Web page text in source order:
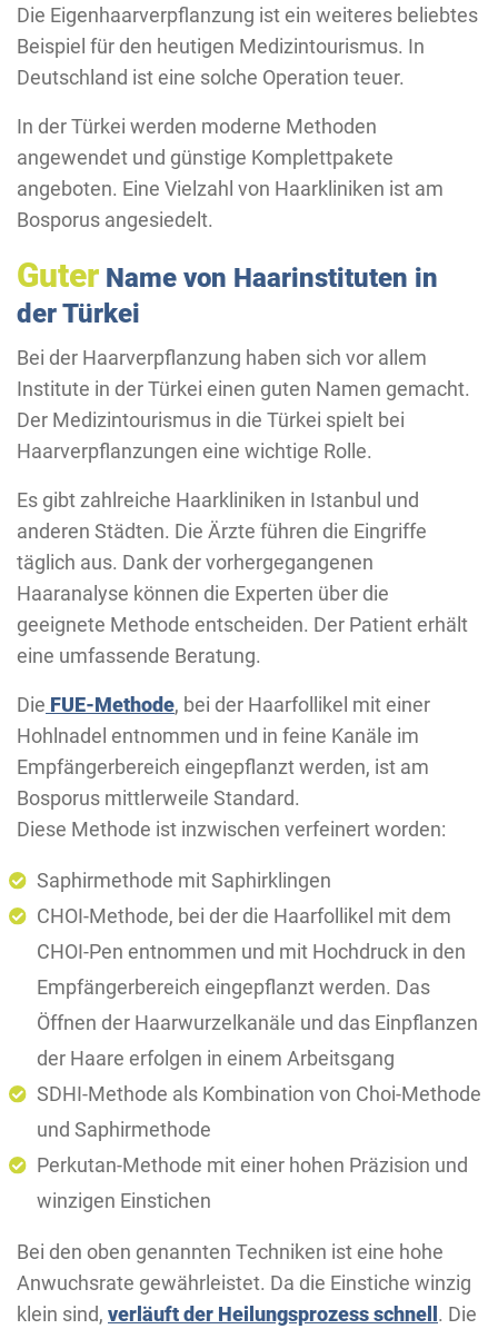
Die Eigenhaarverpflanzung ist ein weiteres beliebtes
Beispiel für den heutigen Medizintourismus. In
Deutschland ist eine solche Operation teuer.
In der Türkei werden moderne Methoden
angewendet und günstige Komplettpakete
angeboten. Eine Vielzahl von Haarkliniken ist am
Bosporus angesiedelt.
Guter Name von Haarinstituten in
der Türkei
Bei der Haarverpflanzung haben sich vor allem
Institute in der Türkei einen guten Namen gemacht.
Der Medizintourismus in die Türkei spielt bei
Haarverpflanzungen eine wichtige Rolle.
Es gibt zahlreiche Haarkliniken in Istanbul und
anderen Städten. Die Ärzte führen die Eingriffe
täglich aus. Dank der vorhergegangenen
Haaranalyse können die Experten über die
geeignete Methode entscheiden. Der Patient erhält
eine umfassende Beratung.
Die FUE-Methode, bei der Haarfollikel mit einer
Hohlnadel entnommen und in feine Kanäle im
Empfängerbereich eingepflanzt werden, ist am
Bosporus mittlerweile Standard.
Diese Methode ist inzwischen verfeinert worden:
Saphirmethode mit Saphirklingen
CHOI-Methode, bei der die Haarfollikel mit dem
CHOI-Pen entnommen und mit Hochdruck in den
Empfängerbereich eingepflanzt werden. Das
Öffnen der Haarwurzelkanäle und das Einpflanzen
der Haare erfolgen in einem Arbeitsgang
SDHI-Methode als Kombination von Choi-Methode
und Saphirmethode
Perkutan-Methode mit einer hohen Präzision und
winzigen Einstichen
Bei den oben genannten Techniken ist eine hohe
Anwuchsrate gewährleistet. Da die Einstiche winzig
klein sind, verläuft der Heilungsprozess schnell . Die